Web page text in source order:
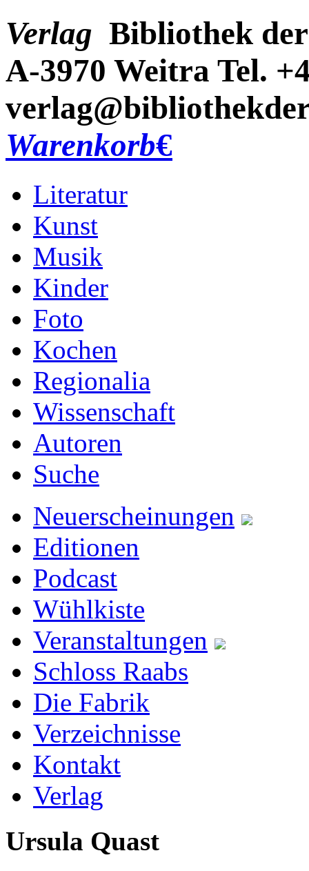
Verlag Bibliothek
A-3970 Weitra Tel.
Warenkorb€
Literatur
Kunst
Musik
Kinder
Foto
Kochen
Regionalia
Wissenschaft
Autoren
Suche
Neuerscheinungen
Editionen
Podcast
Wühlkiste
Veranstaltungen
Schloss Raabs
Die Fabrik
Verzeichnisse
Kontakt
Verlag
Ursula Quast